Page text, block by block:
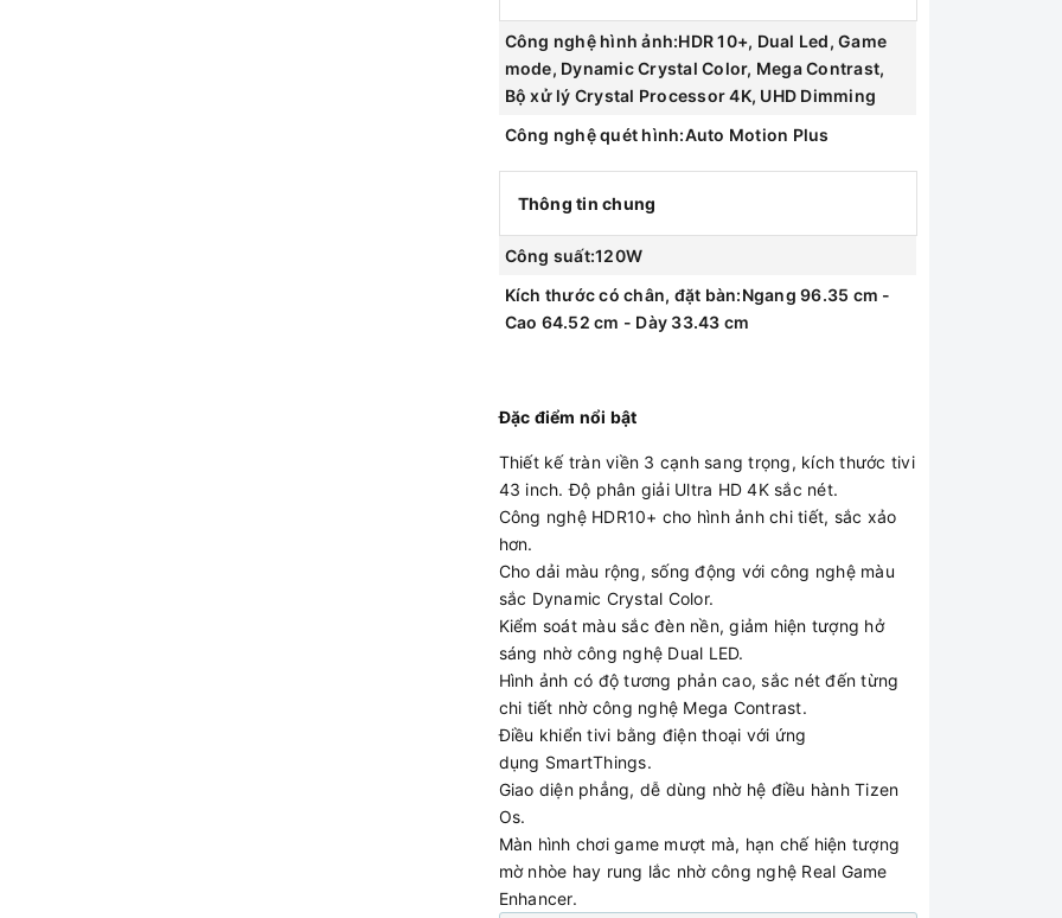
Công nghệ hình ảnh:HDR 10+, Dual Led, Game
mode, Dynamic Crystal Color, Mega Contrast,
Bộ xử lý Crystal Processor 4K, UHD Dimming
Công nghệ quét hình:Auto Motion Plus
Thông tin chung
Công suất:120W
Kích thước có chân, đặt bàn:Ngang 96.35 cm -
Cao 64.52 cm - Dày 33.43 cm
Đặc điểm nổi bật
Thiết kế tràn viền 3 cạnh sang trọng, kích thước tivi
43 inch. Độ phân giải Ultra HD 4K sắc nét.
Công nghệ HDR10+ cho hình ảnh chi tiết, sắc xảo
hơn.
Cho dải màu rộng, sống động với công nghệ màu
sắc Dynamic Crystal Color.
Kiểm soát màu sắc đèn nền, giảm hiện tượng hở
sáng nhờ công nghệ Dual LED.
Hình ảnh có độ tương phản cao, sắc nét đến từng
chi tiết nhờ công nghệ Mega Contrast.
Điều khiển tivi bằng điện thoại với ứng
dụng SmartThings.
Giao diện phẳng, dễ dùng nhờ hệ điều hànhTizen
Os.
Màn hình chơi game mượt mà, hạn chế hiện tượng
mờ nhòe hay rung lắc nhờ công nghệ Real Game
Enhancer.